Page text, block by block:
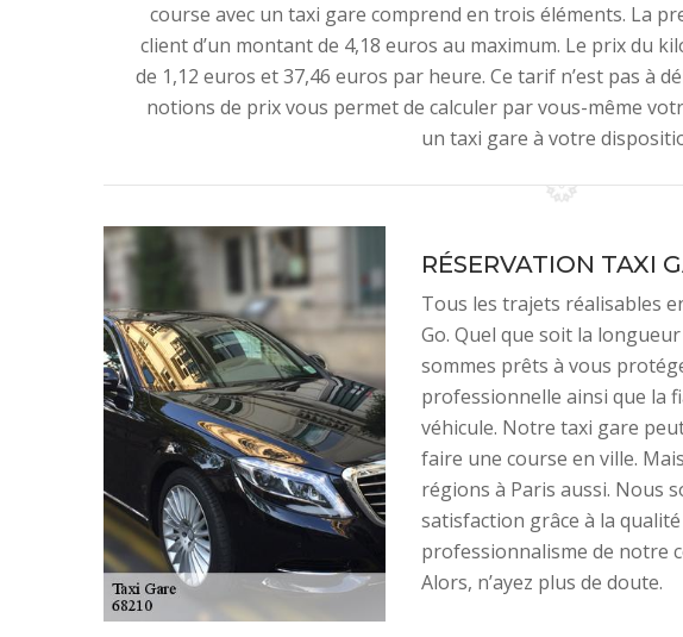
course avec un taxi gare comprend en trois éléments. La
client d’un montant de 4,18 euros au maximum. Le prix du
de 1,12 euros et 37,46 euros par heure. Ce tarif n’est pas à
notions de prix vous permet de calculer par vous-même
un taxi gare à votre
RÉSERVATION TAXI
Tous les trajets réalisables
Go. Quel que soit la
sommes prêts à vous
professionnelle ainsi que la
véhicule. Notre taxi gare
faire une course en ville.
régions à Paris aussi. Nous
satisfaction grâce à la
professionnalisme de notre
Alors, n’ayez plus de doute.